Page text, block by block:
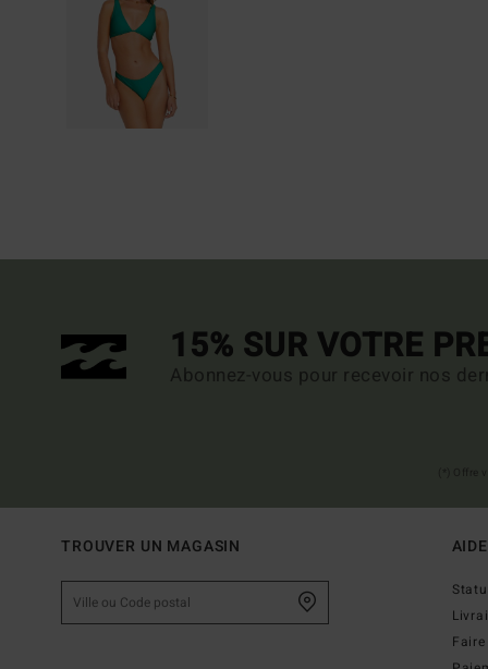
15% SUR VOTRE
Abonnez-vous pour recevoir nos
TROUVER UN MAGASIN AIDE